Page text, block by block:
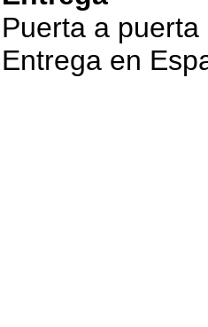
Puerta a
Entrega en